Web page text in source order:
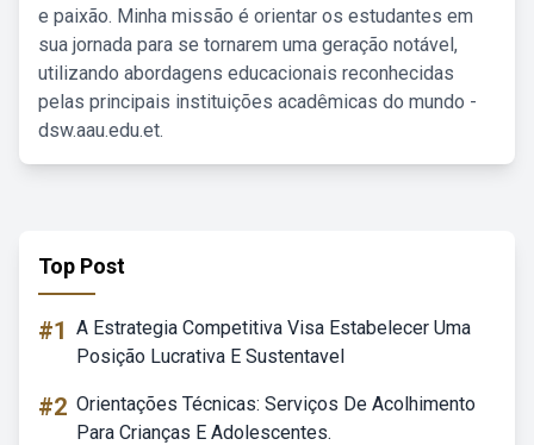
e paixão. Minha missão é orientar os estudantes em
sua jornada para se tornarem uma geração notável,
utilizando abordagens educacionais reconhecidas
pelas principais instituições acadêmicas do mundo -
dsw.aau.edu.et.
Top Post
#1 A Estrategia Competitiva Visa Estabelecer Uma
Posição Lucrativa E Sustentavel
#2 Orientações Técnicas: Serviços De Acolhimento
Para Crianças E Adolescentes.